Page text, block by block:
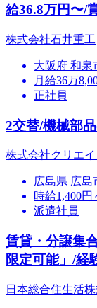
給36.8万円〜/
株式会社石井重工
大阪府 和泉
月給36万
正社員
2交替/機械部
株式会社クリエイ
広島県 広島
時給1,400円
派遣社員
賃貸・分譲集
限定可能」/経
日本総合住生活